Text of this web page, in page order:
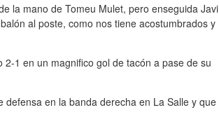
la mano de Tomeu Mulet, pero enseguida Javi
al poste, como nos tiene acostumbrados y
1 en un magnifico gol de tacón a pase de su
en la banda derecha en La Salle y que